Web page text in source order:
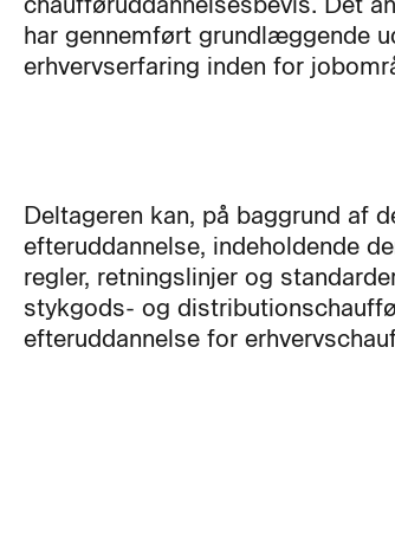
har gennemført grundlæggende
erhvervserfaring inden for
Deltageren kan, på baggrund af
efteruddannelse, indeholdende
regler, retningslinjer og
stykgods- og
efteruddannelse for